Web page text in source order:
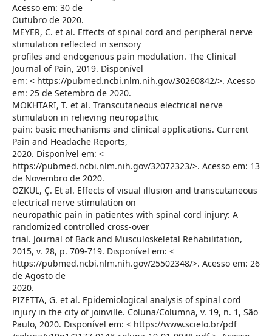
Acesso em: 30 de
Outubro de 2020.
MEYER, C. et al. Effects of spinal cord and peripheral nerve
stimulation reflected in sensory
profiles and endogenous pain modulation. The Clinical
Journal of Pain, 2019. Disponível
em: < https://pubmed.ncbi.nlm.nih.gov/30260842/>. Acesso
em: 25 de Setembro de 2020.
MOKHTARI, T. et al. Transcutaneous electrical nerve
stimulation in relieving neuropathic
pain: basic mechanisms and clinical applications. Current
Pain and Headache Reports,
2020. Disponível em: <
https://pubmed.ncbi.nlm.nih.gov/32072323/>. Acesso em: 13
de Novembro de 2020.
ÖZKUL, Ç. Et al. Effects of visual illusion and transcutaneous
electrical nerve stimulation on
neuropathic pain in patientes with spinal cord injury: A
randomized controlled cross-over
trial. Journal of Back and Musculoskeletal Rehabilitation,
2015, v. 28, p. 709-719. Disponível em: <
https://pubmed.ncbi.nlm.nih.gov/25502348/>. Acesso em: 26
de Agosto de
2020.
PIZETTA, G. et al. Epidemiological analysis of spinal cord
injury in the city of joinville. Coluna/Columna, v. 19, n. 1, São
Paulo, 2020. Disponível em: < https://www.scielo.br/pdf